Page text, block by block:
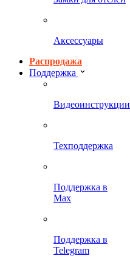
Аксессуары
Распродажа
Поддержка
Видеоинструкции
Техподдержка
Поддержка в
Max
Поддержка в
Telegram